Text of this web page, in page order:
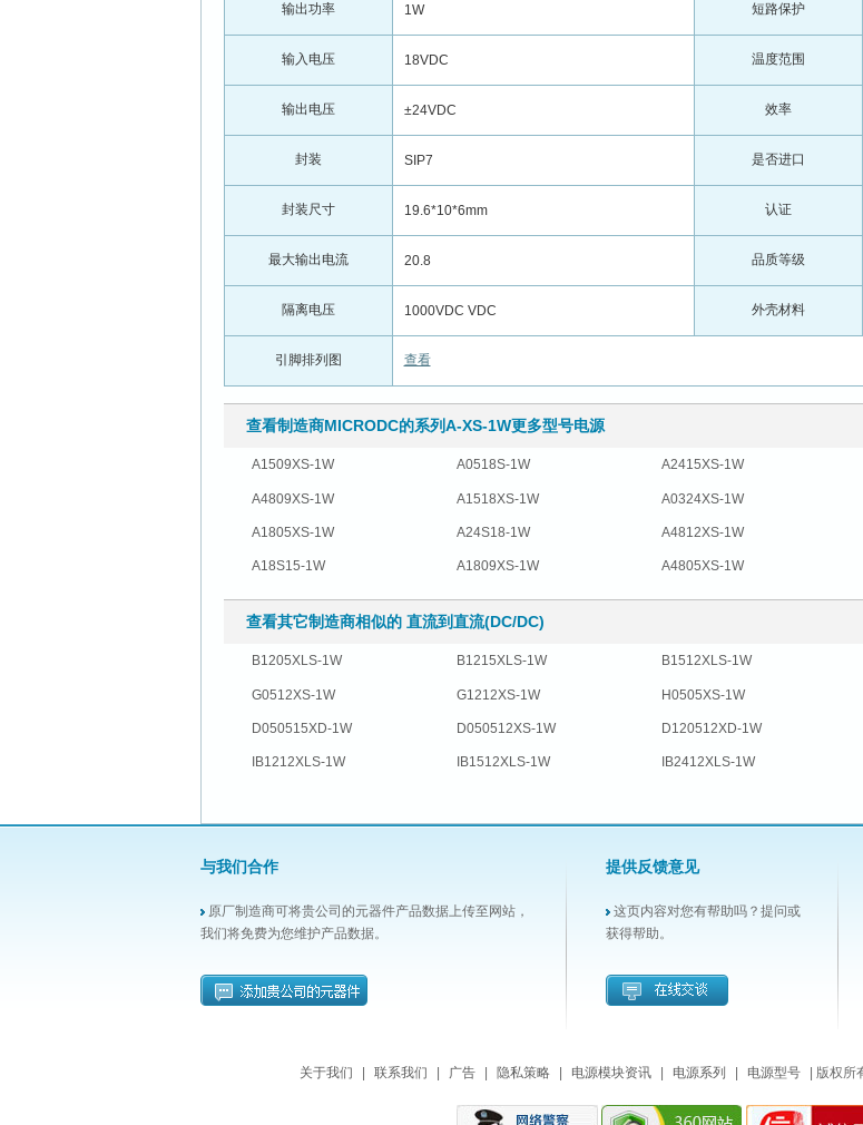
输出功率 1W 短路保护
输入电压 18VDC 温度范围
输出电压 ±24VDC 效率
封装 SIP7 是否进口
封装尺寸 19.6*10*6mm 认证
最大输出电流 20.8 品质等级
隔离电压 1000VDC VDC 外壳材料
引脚排列图 查看
查看制造商MICRODC的系列A-XS-1W更多型号电源
A1509XS-1W A0518S-1W A2415XS-1W
A4809XS-1W A1518XS-1W A0324XS-1W
A1805XS-1W A24S18-1W A4812XS-1W
A18S15-1W A1809XS-1W A4805XS-1W
查看其它制造商相似的 直流到直流(DC/DC)
B1205XLS-1W B1215XLS-1W B1512XLS-1W
G0512XS-1W G1212XS-1W H0505XS-1W
D050515XD-1W D050512XS-1W D120512XD-1W
IB1212XLS-1W IB1512XLS-1W IB2412XLS-1W
与我们合作
原厂制造商可将贵公司的元器件产品数据上传至网站，
我们将免费为您维护产品数据。
提供反馈意见
这页内容对您有帮助吗？提问或
获得帮助。
关于我们 联系我们 广告 隐私策略 电源模块资讯 电源系列 电源型号 | 版权